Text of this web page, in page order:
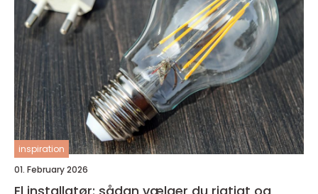
inspiration
01. February 2026